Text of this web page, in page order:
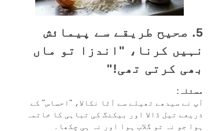
5. صحیح طریقے سے پیمائش
نہیں کرنا، "اندزا تو ماں
بھی کرتی تھی!"
مسئلہ:
آپ نے سیدھے تھیلے سے آٹا نکالا، "احساس" کے
ذریعے تیل ڈالا اور بیکنگ کی تباہی کا خاتمہ
ہوا جو نہ تو گلاب ہوا اور نہ ہی چکھا۔